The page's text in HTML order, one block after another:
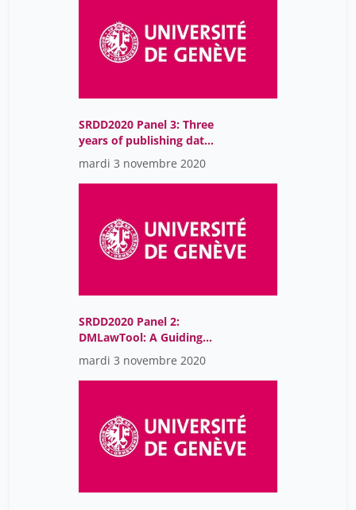
SRDD2020 Panel 3: Three
years of publishing data
in ETH Zurich’s Research
Collection: Lessons
learned and new
mardi 3 novembre 2020
SRDD2020 Panel 2:
DMLawTool: A Guiding
Tool for Researchers to
Address Legal Aspects in
Data Management
mardi 3 novembre 2020